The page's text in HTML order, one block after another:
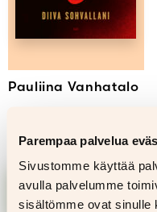
Parempaa palvelua
Sivustomme käyttää
avulla palvelumme
sisältömme ovat sinulle
Pauliina Vanhatalo
32,00€
Lisää
ostoskoriin